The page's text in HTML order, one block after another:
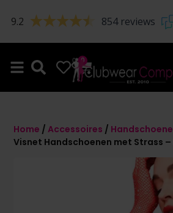
9.2 854 reviews
0 0
Home /Accessoires /
Visnet Handschoenen met Strass –